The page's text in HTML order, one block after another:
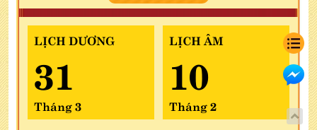
LỊCH DƯƠNG
31
Tháng 3
LỊCH ÂM
10
Tháng 2